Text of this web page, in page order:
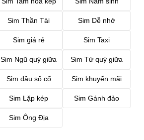
Sim Thần Tài Sim Dễ nhớ
Sim giá rẻ Sim Taxi
Sim Ngũ quý giữa Sim Tứ quý giữa
Sim đầu số cổ Sim khuyến mãi
Sim Lặp kép Sim Gánh đảo
Sim Ông Địa